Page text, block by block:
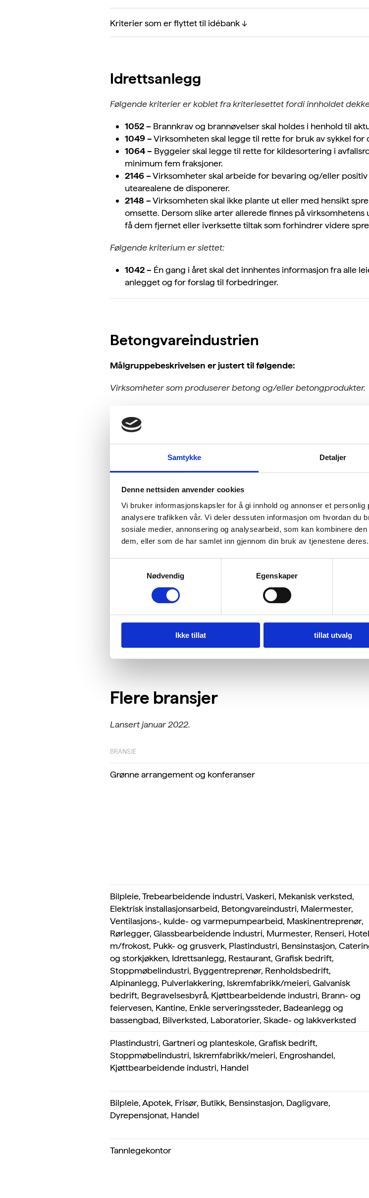
Samtykke Detaljer
Denne nettsiden anvender cookies
Vi bruker informasjonskapsler for å gi innhold og annonser et
analysere trafikken vår. Vi deler dessuten informasjon om hvordan du
sosiale medier, annonsering og analysearbeid, som kan kombinere
dem, eller som de har samlet inn gjennom din bruk av tjenestene deres.
Nødvendig
Egenskaper
Ikke tillat tillat utvalg
Kriterier som er flyttet til idébank ↓
Idrettsanlegg
Følgende kriterier er koblet fra kriteriesettet fordi innholdet
1052 – Brannkrav og brannøvelser skal holdes i henhold til
1049 –Virksomheten skal legge til rette for bruk av sykkel
1064 – Byggeier skal legge til rette for kildesortering i
minimum fem fraksjoner.
2146 –Virksomheter skal arbeide for bevaring og/eller
utearealene de disponerer.
2148 –Virksomheten skal ikke plante ut eller med hensikt
omsette. Dersom slike arter allerede finnes på
få dem fjernet eller iverksette tiltak som forhindrer videre
Følgende kriterium er slettet:
1042 – Én gang i året skal det innhentes informasjon fra alle
anlegget og for forslag til forbedringer.
Betongvareindustrien
Målgruppebeskrivelsen er justert til følgende:
Virksomheter som produserer betong og/eller betongprodukter.
«Veitransport» vurderes lagt til.
(Gammel målgruppebeskrivelse:
Virksomheter i mineralsk industri som
Reiselivsbransjen
Lansert 23 mars 2022.
Kriteriet gjelder for bransjene aktivitetsbasert reiseliv, enkle
derfor leses i sammenheng med de øvrige kriteriene i disse
Flere bransjer
Lansert januar 2022.
BRANSJE
Grønne arrangement og konferanser
Bilpleie, Trebearbeidende industri, Vaskeri, Mekanisk verksted,
Elektrisk installasjonsarbeid, Betongvareindustri, Malermester,
Ventilasjons-, kulde- og varmepumpearbeid, Maskinentreprenør,
Rørlegger, Glassbearbeidende industri, Murmester, Renseri,
m/frokost, Pukk- og grusverk, Plastindustri, Bensinstasjon,
og storkjøkken, Idrettsanlegg, Restaurant, Grafisk bedrift,
Stoppmøbelindustri, Byggentreprenør, Renholdsbedrift,
Alpinanlegg, Pulverlakkering, Iskremfabrikk/meieri, Galvanisk
bedrift, Begravelsesbyrå, Kjøttbearbeidende industri, Brann- og
feiervesen, Kantine, Enkle serveringssteder, Badeanlegg og
bassengbad, Bilverksted, Laboratorier, Skade- og lakkverksted
Plastindustri, Gartneri og planteskole, Grafisk bedrift,
Stoppmøbelindustri, Iskremfabrikk/meieri, Engroshandel,
Kjøttbearbeidende industri, Handel
Bilpleie, Apotek, Frisør, Butikk, Bensinstasjon, Dagligvare,
Dyrepensjonat, Handel
Tannlegekontor